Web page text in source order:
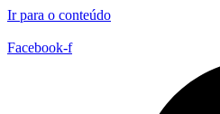
Ir para o conteúdo
Facebook-f